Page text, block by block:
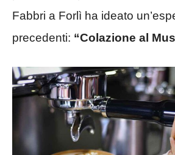
Fabbri a Forlì ha ideato
precedenti: “Colazione al